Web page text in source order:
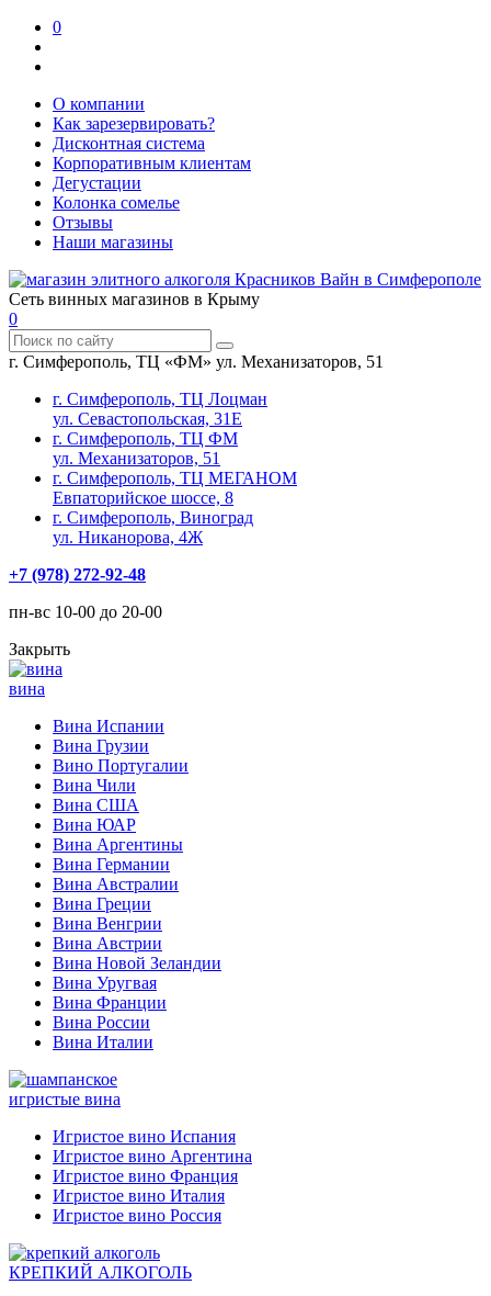
0
О компании
Как зарезервировать?
Дисконтная система
Корпоративным клиентам
Дегустации
Колонка сомелье
Отзывы
Наши магазины
Сеть винных магазинов в Крыму
0
г. Симферополь, ТЦ «ФМ» ул. Механизаторов, 51
г. Симферополь, ТЦ Лоцман
ул. Севастопольская, 31Е
г. Симферополь, ТЦ ФМ
ул. Механизаторов, 51
г. Симферополь, ТЦ МЕГАНОМ
Евпаторийское шоссе, 8
г. Симферополь, Виноград
ул. Никанорова, 4Ж
+7 (978) 272-92-48
пн-вс 10-00 до 20-00
Закрыть
вина
Вина Испании
Вина Грузии
Вино Португалии
Вина Чили
Вина США
Вина ЮАР
Вина Аргентины
Вина Германии
Вина Австралии
Вина Греции
Вина Венгрии
Вина Австрии
Вина Новой Зеландии
Вина Уругвая
Вина Франции
Вина России
Вина Италии
игристые вина
Игристое вино Испания
Игристое вино Аргентина
Игристое вино Франция
Игристое вино Италия
Игристое вино Россия
КРЕПКИЙ АЛКОГОЛЬ